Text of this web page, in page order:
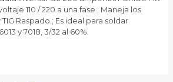
110 / 220 a una fase.; Maneja los
Raspado.; Es ideal para soldar
y 7018, 3/32 al 60%.